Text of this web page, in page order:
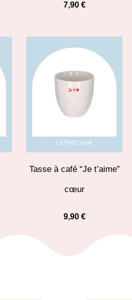
7,90 €
Le Petit Souk
Tasse à café “Je t’aime”
cœur
9,90 €